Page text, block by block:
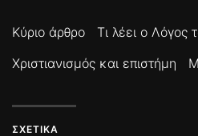
Κύριο άρθρο Τι λέει ο Λόγος
Χριστιανισμός και επιστήμη
ΣΧΕΤΙΚΆ